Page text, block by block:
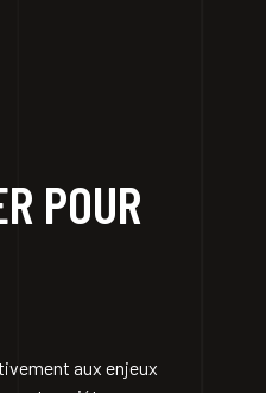
POUR
aux enjeux